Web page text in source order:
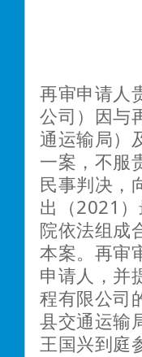
再审申请人
公司）因与
通运输局）
一案，不服
民事判决，
出（2021
院依法组成
本案。再审
申请人，并
程有限公司
县交通运输
王国兴到庭